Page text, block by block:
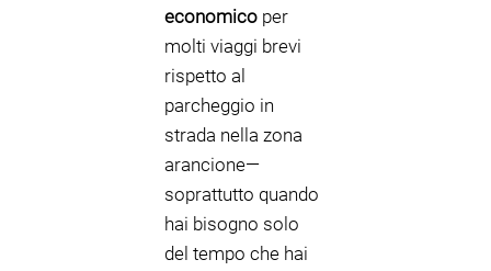
economico per
molti viaggi brevi
rispetto al
parcheggio in
strada nella zona
arancione—
soprattutto quando
hai bisogno solo
del tempo che hai